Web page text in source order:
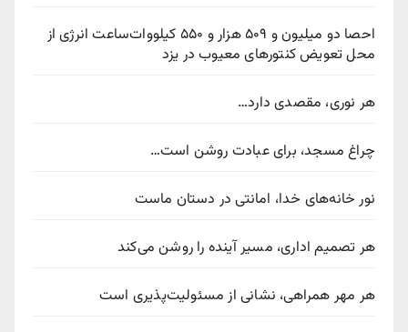
احصا دو میلیون و ۵۰۹ هزار و ۵۵۰ کیلووات‌ساعت انرژی از
محل تعویض کنتورهای معیوب در یزد
هر نوری، مقصدی دارد…
چراغ مسجد، برای عبادت روشن است…
نور خانه‌های خدا، امانتی در دستان ماست
هر تصمیم اداری، مسیر آینده را روشن می‌کند
هر مهر همراهی، نشانی از مسئولیت‌پذیری است